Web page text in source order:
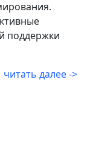
поддержки
читать далее ->